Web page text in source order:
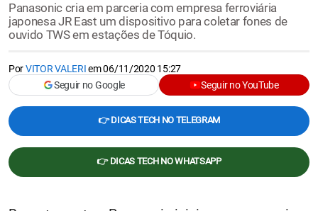
Panasonic cria em parceria com empresa ferroviária
japonesa JR East um dispositivo para coletar fones de
ouvido TWS em estações de Tóquio.
PorVITOR VALERIem06/11/2020 15:27
Seguir no Google
Seguir no YouTube
👉 DICAS TECH NO TELEGRAM
👉 DICAS TECH NO WHATSAPP